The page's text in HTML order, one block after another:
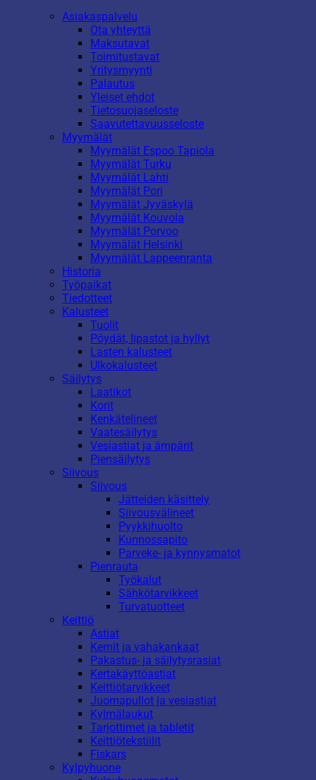
Asiakaspalvelu
Ota yhteyttä
Maksutavat
Toimitustavat
Yritysmyynti
Palautus
Yleiset ehdot
Tietosuojaseloste
Saavutettavuusseloste
Myymälät
Myymälät Espoo Tapiola
Myymälät Turku
Myymälät Lahti
Myymälät Pori
Myymälät Jyväskylä
Myymälät Kouvola
Myymälät Porvoo
Myymälät Helsinki
Myymälät Lappeenranta
Historia
Työpaikat
Tiedotteet
Kalusteet
Tuolit
Pöydät, lipastot ja hyllyt
Lasten kalusteet
Ulkokalusteet
Säilytys
Laatikot
Korit
Kenkätelineet
Vaatesäilytys
Vesiastiat ja ämpärit
Piensäilytys
Siivous
Siivous
Jätteiden käsittely
Siivousvälineet
Pyykkihuolto
Kunnossapito
Parveke- ja kynnysmatot
Pienrauta
Työkalut
Sähkötarvikkeet
Turvatuotteet
Keittiö
Astiat
Kernit ja vahakankaat
Pakastus- ja säilytysrasiat
Kertakäyttöastiat
Keittiötarvikkeet
Juomapullot ja vesiastiat
Kylmälaukut
Tarjottimet ja tabletit
Keittiötekstiilit
Fiskars
Kylpyhuone